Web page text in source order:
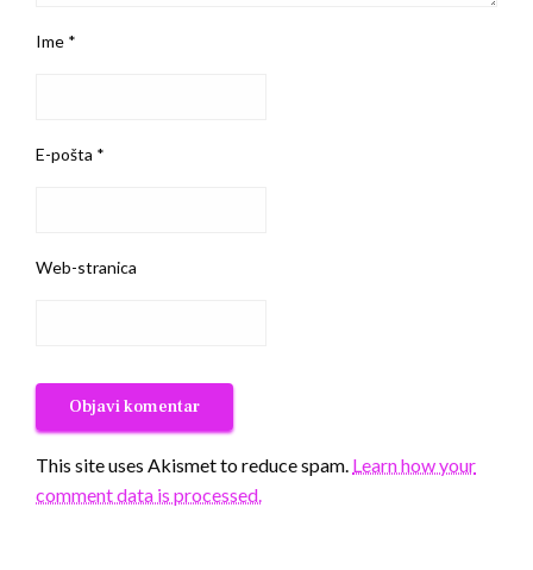
Ime *
E-pošta *
Web-stranica
This site uses Akismet to reduce spam. Learn how your
comment data is processed.